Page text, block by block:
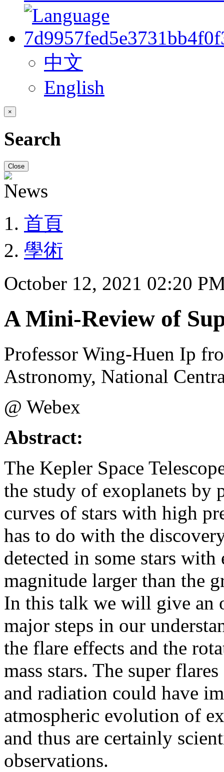
中文
English
×
Search
Close
首頁
學術
October 12, 2021 02:20
A Mini-Review of
Professor Wing-Huen Ip
Astronomy, National
@ Webex
Abstract:
The Kepler Space
the study of exoplanets
curves of stars with high
has to do with the
detected in some stars
magnitude larger than the
In this talk we will give an
major steps in our
the flare effects and the
mass stars. The super
and radiation could have
atmospheric evolution of
and thus are certainly
observations.